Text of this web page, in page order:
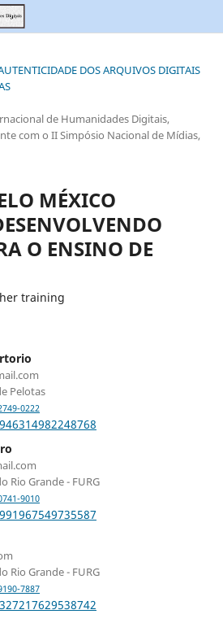
DOS ARQUIVOS DIGITAIS
de Humanidades Digitais,
com o II Simpósio Nacional de Mídias,
MÉXICO
O ENSINO DE
training
Pelotas
0222
Rio Grande - FURG
9010
Rio Grande - FURG
7887